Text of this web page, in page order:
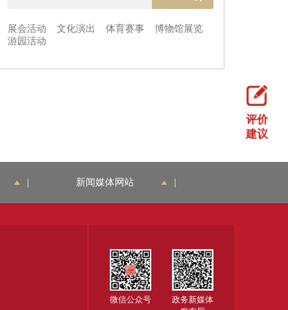
评价
建议
新闻媒体网站
微信公众号
政务新媒体